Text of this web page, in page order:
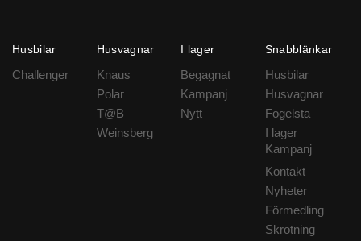
Husbilar
Challenger
Husvagnar
Knaus
Polar
T@B
Weinsberg
I lager
Begagnat
Kampanj
Nytt
Snabblänkar
Husbilar
Husvagnar
Fogelsta
I lager
Kampanj
Kontakt
Nyheter
Förmedling
Skrotning